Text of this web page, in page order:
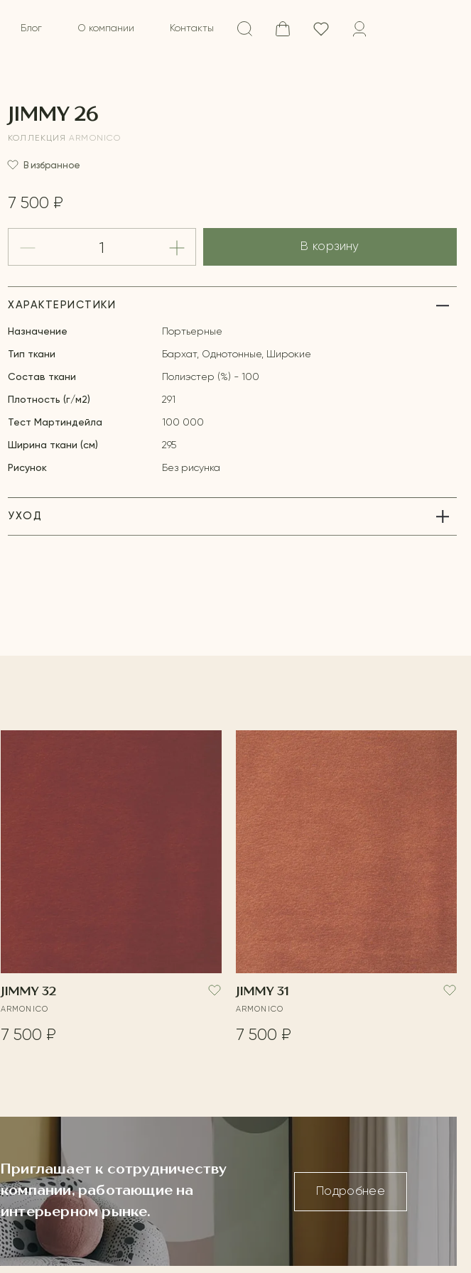
Блог О компании Контакты
JIMMY 26
КОЛЛЕКЦИЯ ARMONICO
В избранное
7 500 ₽
В корзину
ХАРАКТЕРИСТИКИ
Назначение Портьерные
Тип ткани Бархат, Однотонные, Широкие
Состав ткани Полиэстер (%) - 100
Плотность (г/м2) 291
Тест Мартиндейла 100 000
Ширина ткани (см) 295
Рисунок Без рисунка
УХОД
JIMMY 32
ARMONICO
7 500 ₽
JIMMY 31
ARMONICO
7 500 ₽
Приглашает к сотрудничеству
компании, работающие на
интерьерном рынке.
Подробнее